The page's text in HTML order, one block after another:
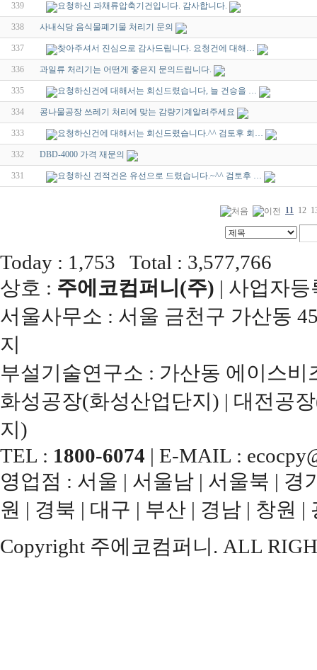
339 요청하신 과채류압축기건입니다. 감사합니다.
338 사내식당 음식물폐기물 처리기 문의
337 찾아주셔서 진심으로 감사드립니다. 요청건에 대해…
336 과일류 처리기는 어떤게 좋은지 문의드립니다.
335 요청하신건에 대해서는 회신드렸습니다, 늘 건승을 …
334 콩나물공장 쓰레기 처리에 맞는 감량기계알려주세요
333 요청하신건에 대해서는 회신드렸습니다.^^ 검토후 회…
332 DBD-4000 가격 재문의
331 요청하신 견적건은 유선으로 드렸습니다.~^^ 검토후 …
11 12
Today : 1,753 Total : 3,577,766
상호 : 주에코컴퍼니(주) | 사업자등
서울사무소 : 서울 금천구 가산동
지
부설기술연구소 : 가산동 에이스비
화성공장(화성산업단지) | 대전공
지)
TEL : 1800-6074 | E-MAIL :
영업점 : 서울 | 서울남 | 서울북 | 경
원 | 경북 | 대구 | 부산 | 경남 | 창원 |
Copyright 주에코컴퍼니. ALL